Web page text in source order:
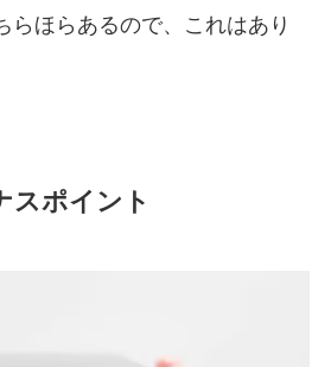
らほらあるので、これはあり
スポイント